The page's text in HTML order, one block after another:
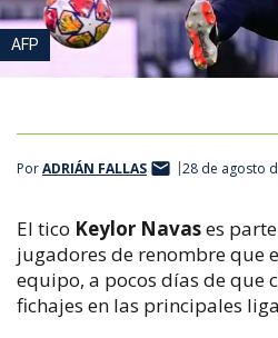
AFP
PorADRIÁN FALLAS 28 de agosto
El tico Keylor Navases
jugadores de renombre que
equipo, a pocos días de que
fichajes en las principales